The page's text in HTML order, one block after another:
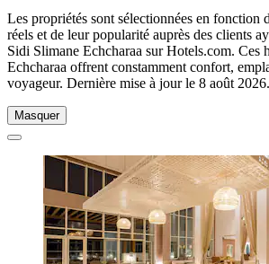
Les propriétés sont sélectionnées en fonction
réels et de leur popularité auprès des clients
Sidi Slimane Echcharaa sur Hotels.com. Ces
Echcharaa offrent constamment confort,
voyageur. Dernière mise à jour le 8 août 2026.
Masquer